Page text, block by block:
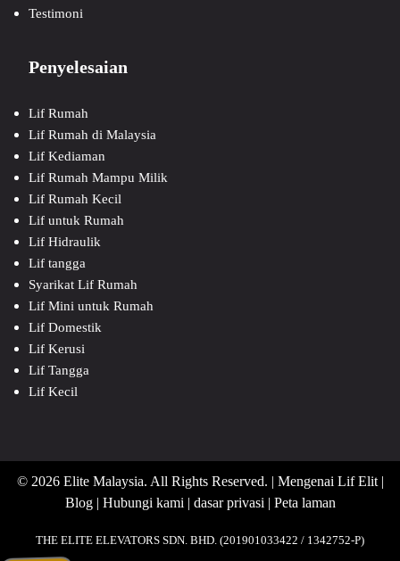
Testimoni
Penyelesaian
Lif Rumah
Lif Rumah di Malaysia
Lif Kediaman
Lif Rumah Mampu Milik
Lif Rumah Kecil
Lif untuk Rumah
Lif Hidraulik
Lif tangga
Syarikat Lif Rumah
Lif Mini untuk Rumah
Lif Domestik
Lif Kerusi
Lif Tangga
Lif Kecil
© 2026 Elite Malaysia. All Rights Reserved. | Mengenai Lif Elit|
Blog| Hubungi kami | dasar privasi | Peta laman
THE ELITE ELEVATORS SDN. BHD. (201901033422 / 1342752-P)